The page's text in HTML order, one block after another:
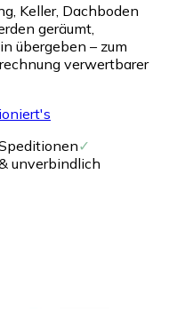
Keller, Dachboden
geräumt,
übergeben – zum
verwertbarer
✓
unverbindlich